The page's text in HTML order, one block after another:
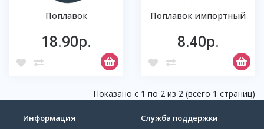
Поплавок
18.90р.
Поплавок импортный
8.40р.
Показано с 1 по 2 из 2 (всего 1 страниц)
Информация Служба поддержки